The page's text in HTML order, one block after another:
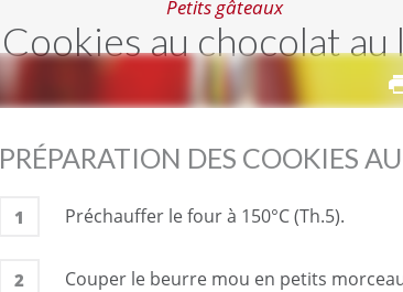
Petits gâteaux
Cookies au chocolat au
PRÉPARATION DES COOKIES
1 Préchauffer le four à 150°C (Th.5).
2 Couper le beurre mou en petits